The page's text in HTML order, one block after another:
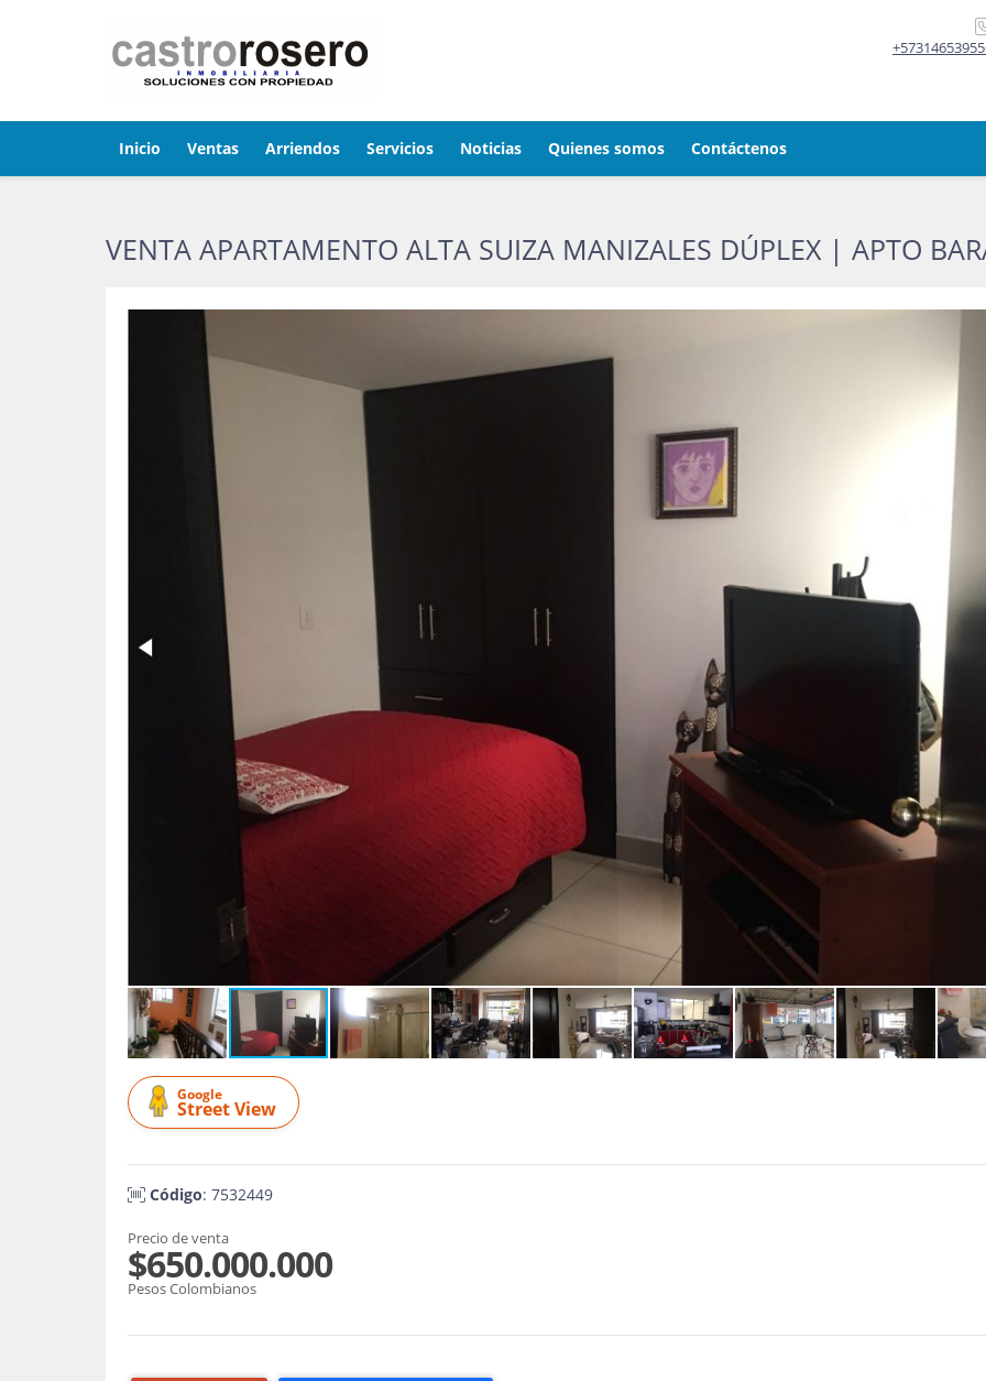
Inicio Ventas Arriendos Servicios Noticias Quienes somos Contáctenos
VENTA APARTAMENTO ALTA SUIZA MANIZALES DÚPLEX | APTO
Google
Street View
Código: 7532449
Precio de venta
$650.000.000
Pesos Colombianos